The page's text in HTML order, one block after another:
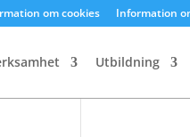
om cookies Information
Utbildning